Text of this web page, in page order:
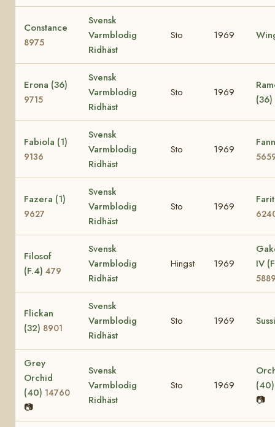
Constance
8975
Svensk
Varmblodig
Ridhäst
Sto 1969
Erona (36)
9715
Svensk
Varmblodig
Ridhäst
Sto 1969
(36)
Fabiola (1)
9136
Svensk
Varmblodig
Ridhäst
Sto 1969
Fazera (1)
9627
Svensk
Varmblodig
Ridhäst
Sto 1969
Filosof
(F.4) 479
Svensk
Varmblodig
Ridhäst
Hingst 1969
IV
Flickan
(32) 8901
Svensk
Varmblodig
Ridhäst
Sto 1969
Grey
Orchid
(40) 14760
📷
Svensk
Varmblodig
Ridhäst
Sto 1969
📷